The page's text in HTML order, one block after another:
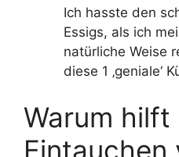
Ich hasste den
Essigs, als ich
natürliche Weise
diese 1 ‚geniale‘
Warum hilft
Eintauchen